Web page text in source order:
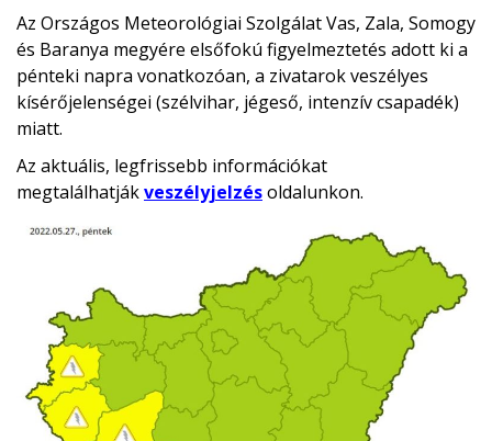
Az Országos Meteorológiai Szolgálat Vas, Zala, Somogy
és Baranya megyére elsőfokú figyelmeztetés adott ki a
pénteki napra vonatkozóan, a zivatarok veszélyes
kísérőjelenségei (szélvihar, jégeső, intenzív csapadék)
miatt.
Az aktuális, legfrissebb információkat
megtalálhatjákveszélyjelzésoldalunkon.